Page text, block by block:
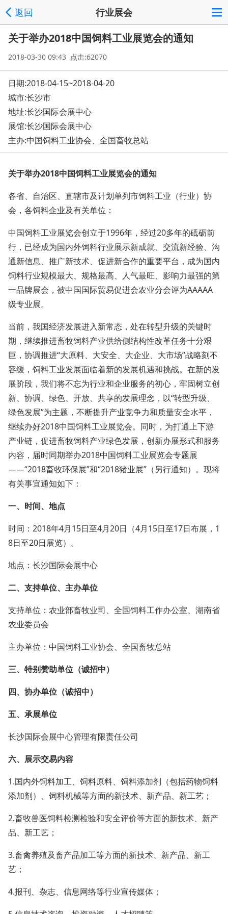
返回 行业展会
关于举办2018中国饲料工业展览会的通知
2018-03-30 09:43 点击:62070
日期:2018-04-15~2018-04-20
城市:长沙市
地址:长沙国际会展中心
展馆:长沙国际会展中心
主办:中国饲料工业协会、全国畜牧总站
关于举办2018中国饲料工业展览会的通知
各省、自治区、直辖市及计划单列市饲料工业（行业）协
会，各饲料企业及有关单位：
中国饲料工业展览会创立于1996年，经过20多年的砥砺前
行，已经成为国内外饲料行业展示新成就、交流新经验、沟
通新信息、推广新技术、促进新合作的重要平台，成为国内
饲料行业规模最大、规格最高、人气最旺、影响力最强的第
一品牌展会，被中国国际贸易促进会农业分会评为AAAAA
级专业展。
当前，我国经济发展进入新常态，处在转型升级的关键时
期，继续推进畜牧饲料产业供给侧结构性改革任务十分艰
巨，协调推进“大原料、大安全、大企业、大市场”战略刻不
容缓，饲料工业发展面临着新的发展机遇和挑战。在新的发
展阶段，我们将不忘为行业和企业服务的初心，牢固树立创
新、协调、绿色、开放、共享的发展理念，以“转型升级、
绿色发展”为主题，不断提升产业竞争力和质量安全水平，
继续办好2018中国饲料工业展览会。同时，为打通上下游
产业链，促进畜牧饲料产业绿色发展，创新办展形式和服务
内容，届时同期举办2018中国饲料工业展览会专题展
——“2018畜牧环保展”和“2018猪业展”（另行通知）。现将
有关事宜通知如下：
一、时间、地点
时间：2018年4月15日至4月20日（4月15日至17日布展，1
8日至20日展览）。
地点：长沙国际会展中心
二、支持单位、主办单位
支持单位：农业部畜牧业司、全国饲料工作办公室、湖南省
农业委员会
主办单位：中国饲料工业协会、全国畜牧总站
三、特别赞助单位（诚招中）
四、协办单位（诚招中）
五、承展单位
长沙国际会展中心管理有限责任公司
六、展示交易内容
1.国内外饲料加工、饲料原料、饲料添加剂（包括药物饲料
添加剂）、饲料机械等方面的新技术、新产品、新工艺；
2.畜牧兽医饲料检测检验和安全评价等方面的新技术、新产
品、新工艺；
3.畜禽养殖及畜产品加工等方面的新技术、新产品、新工
艺；
4.报刊、杂志、信息网络等行业宣传媒体；